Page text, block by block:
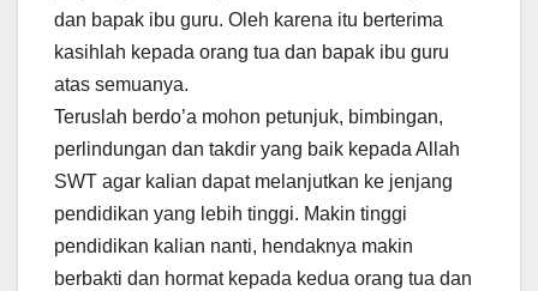
dan bapak ibu guru. Oleh karena itu berterima
kasihlah kepada orang tua dan bapak ibu guru
atas semuanya.
Teruslah berdo’a mohon petunjuk, bimbingan,
perlindungan dan takdir yang baik kepada Allah
SWT agar kalian dapat melanjutkan ke jenjang
pendidikan yang lebih tinggi. Makin tinggi
pendidikan kalian nanti, hendaknya makin
berbakti dan hormat kepada kedua orang tua dan